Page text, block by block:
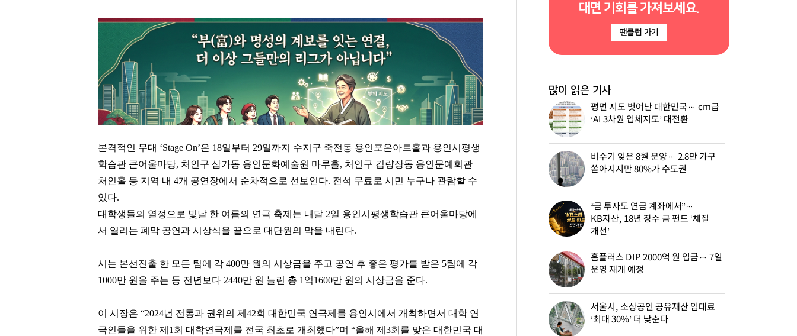
최재원
[관련 기사]
김범수
[관련 기사]
이준용
[관련 기사]
한상우
[관련 기사]
함영준
[관련 기사]
본격적인 무대 ‘Stage On’은 18일부터 29일까지 수지구 죽전동 용인포은아트홀과 용인시평생
학습관 큰어울마당, 처인구 삼가동 용인문화예술원 마루홀, 처인구 김량장동 용인문예회관
처인홀 등 지역 내 4개 공연장에서 순차적으로 선보인다. 전석 무료로 시민 누구나 관람할 수
있다.
대학생들의 열정으로 빛날 한 여름의 연극 축제는 내달 2일 용인시평생학습관 큰어울마당에
서 열리는 폐막 공연과 시상식을 끝으로 대단원의 막을 내린다.
시는 본선진출 한 모든 팀에 각 400만 원의 시상금을 주고 공연 후 좋은 평가를 받은 5팀에 각
1000만 원을 주는 등 전년보다 2440만 원 늘린 총 1 억1600만 원의 시상금을 준다.
이 시장은 “2024년 전통과 권위의 제 42회 대한민국 연극제를 용인시에서 개최하면서 대학 연
극인들을 위한 제 1 회 대학연극제를 전국 최초로 개최했다”며 “올해 제 3회를 맞은 대한민국 대
대면 기회를 가져보세요.
팬클럽 가기
많이 읽은 기사
평면 지도 벗어난 대한민국… cm급
‘AI 3차원 입체지도’ 대전환
비수기 잊은 8월 분양… 2.8만 가구
쏟아지지만 80%가 수도권
“금 투자도 연금 계좌에서”…
KB자산, 18년 장수 금 펀드 ‘체질
개선’
홈플러스 DIP 2000억 원 입금… 7일
운영 재개 예정
서울시, 소상공인 공유재산 임대료
‘최대 30%’ 더 낮춘다